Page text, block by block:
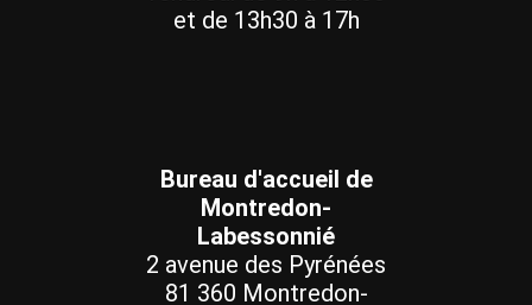
et de 13h30 à 17h
Bureau d'accueil de
Montredon-
Labessonnié
2 avenue des Pyrénées
81 360 Montredon-